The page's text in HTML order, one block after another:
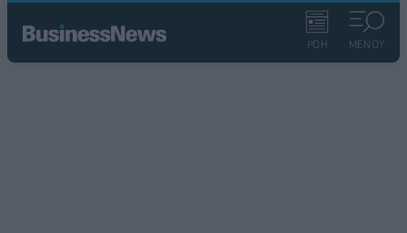
ΡΟΗ ΜΕΝΟΥ